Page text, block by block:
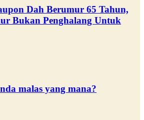
Dah Berumur 65 Tahun,
Bukan Penghalang Untuk
malas yang mana?